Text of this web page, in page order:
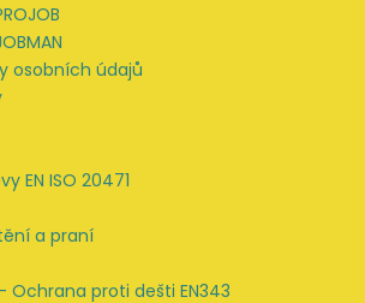
v
k
ý
p
osobních údajů
EN ISO 20471
a praní
proti dešti EN343